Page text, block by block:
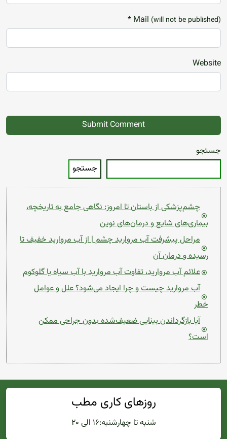
Mail (will not be published)
*
Website
جستجو
جستجو
چشم‌پزشکی از باستان تا امروز: نگاهی جامع به تاریخچه،
بیماری‌های شایع و درمان‌های نوین
مراحل پیشرفت آب مروارید چشم | از آب مروارید خفیف تا
رسیده و درمان آن
علائم آب مروارید، تفاوت آب مروارید با آب سیاه یا گلوکوم
آب مروارید چیست و چرا ایجاد می‌شود؟ علل و عوامل
خطر
آیا بازگرداندن بینایی ضعیف‌شده بدون جراحی ممکن
است؟
روزهای کاری مطب
شنبه تا چهارشنبه:۱۶ الی ۲۰